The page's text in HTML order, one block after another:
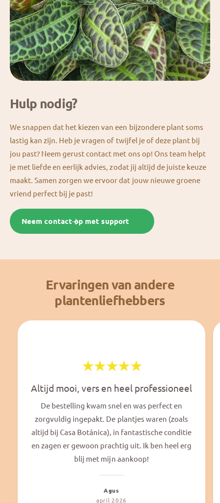
Hulp nodig?
We snappen dat het kiezen van een bijzondere plant soms
lastig kan zijn. Heb je vragen of twijfel je of deze plant bij
jou past? Neem gerust contact met ons op! Ons team helpt
je met liefde en eerlijk advies, zodat jij altijd de juiste keuze
maakt. Samen zorgen we ervoor dat jouw nieuwe groene
vriend perfect bij je past!
Neem contact op met support
Ervaringen van andere
plantenliefhebbers
Altijd mooi, vers en heel professioneel
De bestelling kwam snel en was perfect en
zorgvuldig ingepakt. De plantjes waren (zoals
altijd bij Casa Botánica), in fantastische conditie
en zagen er gewoon prachtig uit. Ik ben heel erg
blij met mijn aankoop!
Agus
april 2026